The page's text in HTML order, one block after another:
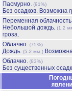
Пасмурно. (91%)
Без осадков. Возможна
Переменная
Небольшой дождь. (1.2
гроза.
Облачно. (75%)
Дождь. (5.2 мм.)
Облачно. (83%)
Без существенных